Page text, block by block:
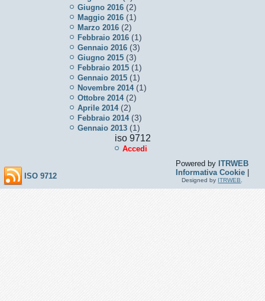
Giugno 2016 (2)
Maggio 2016 (1)
Marzo 2016 (2)
Febbraio 2016 (1)
Gennaio 2016 (3)
Giugno 2015 (3)
Febbraio 2015 (1)
Gennaio 2015 (1)
Novembre 2014(1)
Ottobre 2014(2)
Aprile 2014(2)
Febbraio 2014(3)
Gennaio 2013 (1)
iso 9712
Accedi
ISO 9712
Powered by ITRWEB
Informativa Cookie|
Designed by ITRWEB.